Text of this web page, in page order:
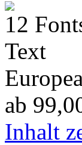
12
Text
ab
Inhalt